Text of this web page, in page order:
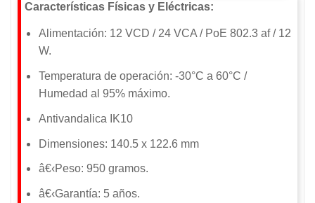
Características Físicas y Eléctricas:
Alimentación: 12 VCD / 24 VCA / PoE 802.3 af / 12
W.
Temperatura de operación: -30°C a 60°C /
Humedad al 95% máximo.
Antivandalica IK10
Dimensiones: 140.5 x 122.6 mm
â€‹Peso: 950 gramos.
â€‹Garantía: 5 años.